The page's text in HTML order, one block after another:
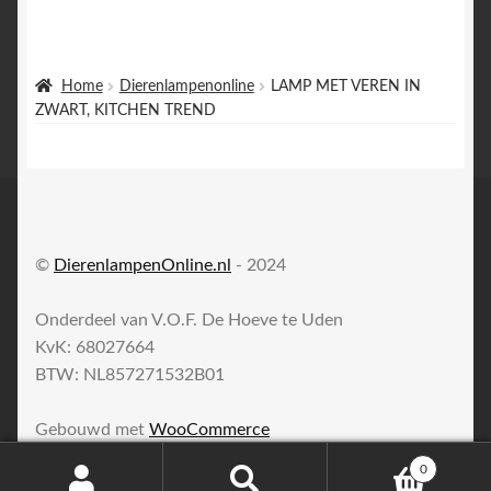
Home Dierenlampenonline
LAMP MET VEREN IN
ZWART, KITCHEN TREND
© DierenlampenOnline.nl - 2024
Onderdeel van V.O.F. De Hoeve te Uden
KvK: 68027664
BTW: NL857271532B01
Gebouwd met WooCommerce
0